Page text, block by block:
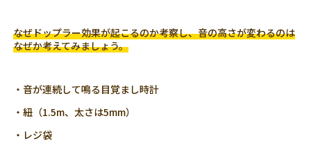
なぜドップラー効果が起こるのか考察し、音の高さが変わるのは
なぜか考えてみましょう。
・音が連続して鳴る目覚まし時計
・紐（1.5m、太さは5mm）
・レジ袋